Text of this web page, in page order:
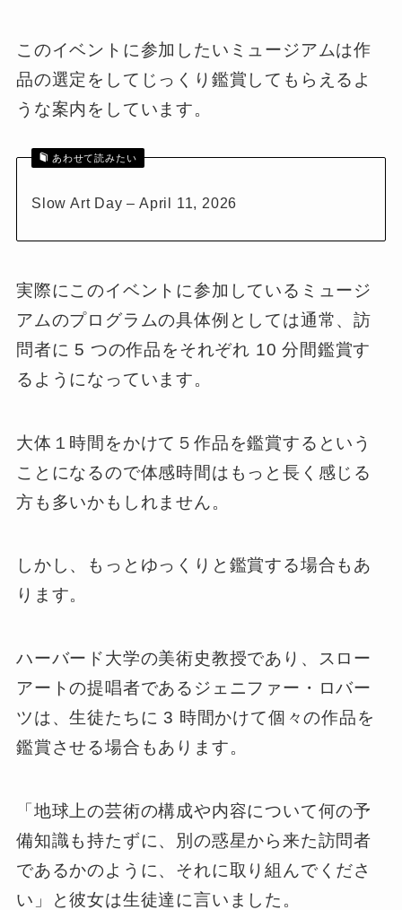
このイベントに参加したいミュージアムは作
品の選定をしてじっくり鑑賞してもらえるよ
うな案内をしています。
あわせて読みたい
Slow Art Day – April 11, 2026
実際にこのイベントに参加しているミュージ
アムのプログラムの具体例としては通常、訪
問者に 5 つの作品をそれぞれ 10 分間鑑賞す
るようになっています。
大体１時間をかけて５作品を鑑賞するという
ことになるので体感時間はもっと長く感じる
方も多いかもしれません。
しかし、もっとゆっくりと鑑賞する場合もあ
ります。
ハーバード大学の美術史教授であり、スロー
アートの提唱者であるジェニファー・ロバー
ツは、生徒たちに 3 時間かけて個々の作品を
鑑賞させる場合もあります。
「地球上の芸術の構成や内容について何の予
備知識も持たずに、別の惑星から来た訪問者
であるかのように、それに取り組んでくださ
い」と彼女は生徒達に言いました。